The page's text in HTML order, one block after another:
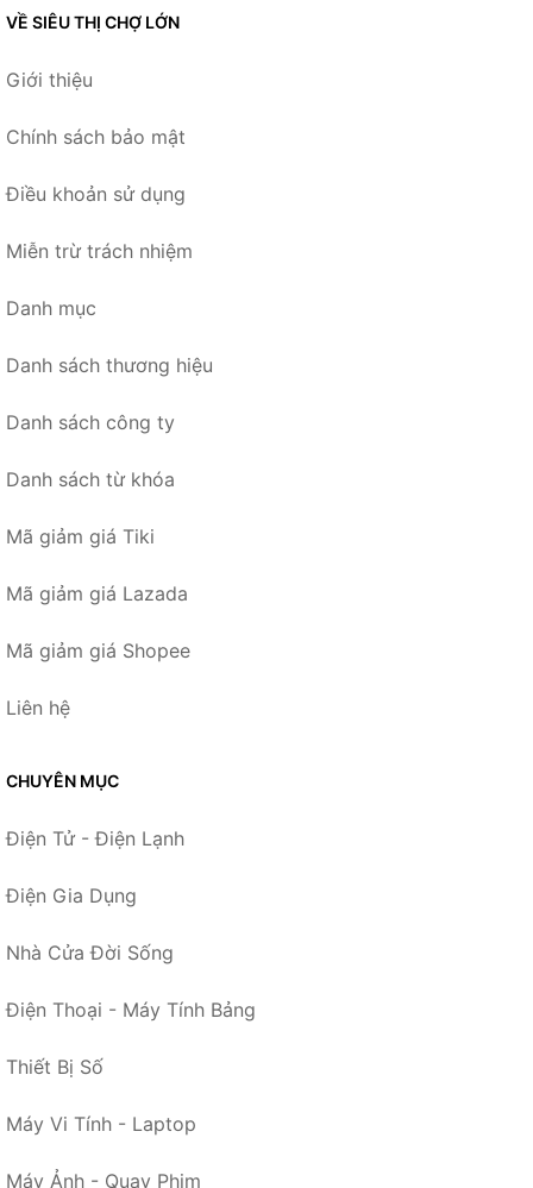
VỀ SIÊU THỊ CHỢ LỚN
Giới thiệu
Chính sách bảo mật
Điều khoản sử dụng
Miễn trừ trách nhiệm
Danh mục
Danh sách thương hiệu
Danh sách công ty
Danh sách từ khóa
Mã giảm giá Tiki
Mã giảm giá Lazada
Mã giảm giá Shopee
Liên hệ
CHUYÊN MỤC
Điện Tử - Điện Lạnh
Điện Gia Dụng
Nhà Cửa Đời Sống
Điện Thoại - Máy Tính Bảng
Thiết Bị Số
Máy Vi Tính - Laptop
Máy Ảnh - Quay Phim